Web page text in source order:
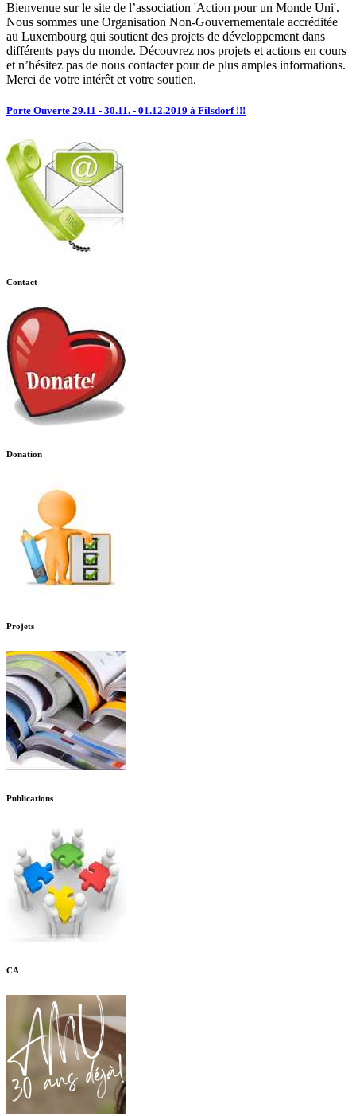
Bienvenue sur le site de l’association 'Action pour un Monde Uni'.
Nous sommes une Organisation Non-Gouvernementale accréditée
au Luxembourg qui soutient des projets de développement dans
différents pays du monde. Découvrez nos projets et actions en cours
et n’hésitez pas de nous contacter pour de plus amples informations.
Merci de votre intérêt et votre soutien.
Porte Ouverte 29.11 - 30.11. - 01.12.2019 à Filsdorf !!!
Contact
Donation
Projets
Publications
CA